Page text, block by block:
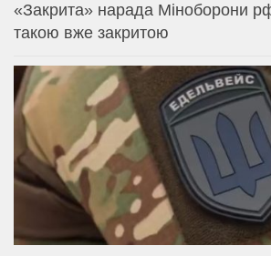
«Закрита» нарада Міноборони
такою вже закритою